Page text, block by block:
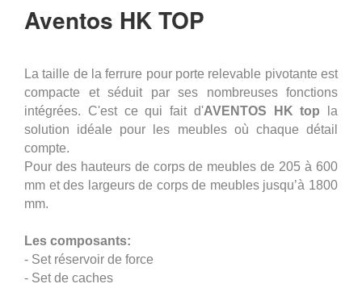
Aventos HK TOP
La taille de la ferrure pour porte relevable pivotante est
compacte et séduit par ses nombreuses fonctions
intégrées. C'est ce qui fait d'AVENTOS HK top la
solution idéale pour les meubles où chaque détail
compte.
Pour des hauteurs de corps de meubles de 205 à 600
mm et des largeurs de corps de meubles jusqu’à 1800
mm.
Les composants:
- Set réservoir de force
- Set de caches